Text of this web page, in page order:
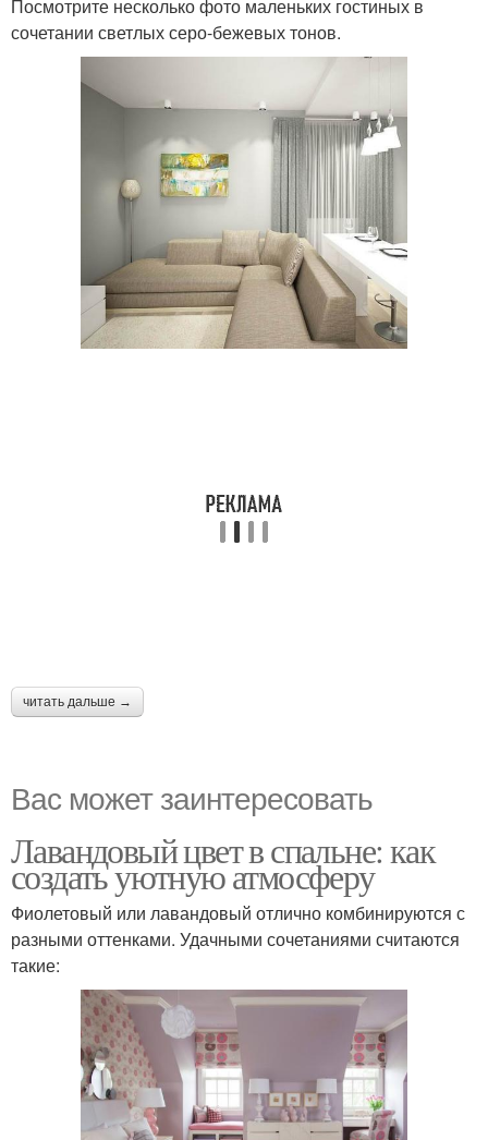
Посмотрите несколько фото маленьких гостиных в
сочетании светлых серо-бежевых тонов.
читать дальше →
Вас может заинтересовать
Лавандовый цвет в спальне: как
создать уютную атмосферу
Фиолетовый или лавандовый отлично комбинируются с
разными оттенками. Удачными сочетаниями считаются
такие: